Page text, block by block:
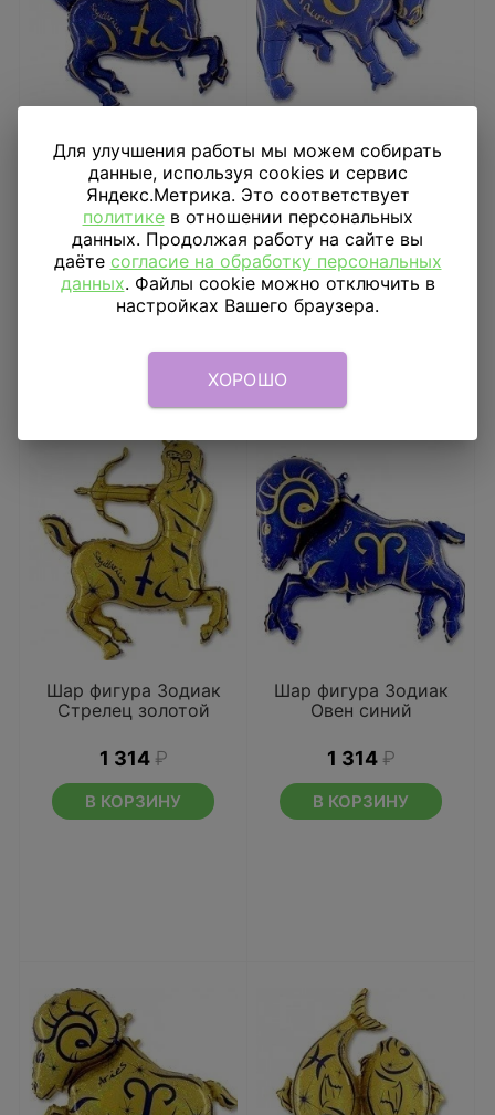
Шар фигура Зодиак
Стрелец синий
1 314₽
В КОРЗИНУ
Шар фигура Зодиак
Телец синий
1 314₽
В КОРЗИНУ
Шар фигура Зодиак
Стрелец золотой
1 314 ₽
В КОРЗИНУ
Шар фигура Зодиак
Овен синий
1 314 ₽
В КОРЗИНУ
Для улучшения работы мы можем собирать
данные, используя cookies и сервис
Яндекс.Метрика. Это соответствует
политикев отношении персональных
данных. Продолжая работу на сайте вы
даёте согласие на обработку персональных
данных. Файлы cookie можно отключить в
настройках Вашего браузера.
ХОРОШО